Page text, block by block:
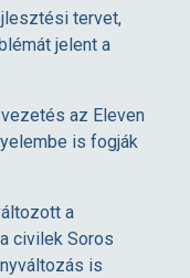
tervet,
jelent a
az Eleven
is fogják
a
civilek Soros
is